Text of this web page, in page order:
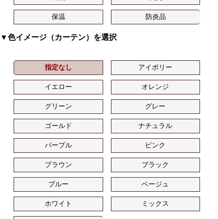
保温 防炎品
▼色イメージ（カーテン）を選択
指定なし アイボリー
イエロー オレンジ
グリーン グレー
ゴールド ナチュラル
パープル ピンク
ブラウン ブラック
ブルー ベージュ
ホワイト ミックス